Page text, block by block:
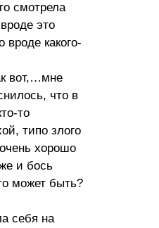
смотрела
это
какого-
вот,…мне
что в
то
типо злого
хорошо
и бось
может быть?
себя на